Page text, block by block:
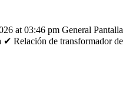
at 03:46 pm General Pantalla
Relación de transformador de